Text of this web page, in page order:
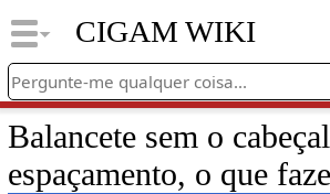
CIGAM WIKI
Balancete sem o
espaçamento, o que